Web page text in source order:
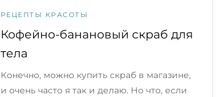
РЕЦЕПТЫ КРАСОТЫ
Кофейно-банановый скраб для
тела
Конечно, можно купить скраб в магазине,
и очень часто я так и делаю. Но что, если